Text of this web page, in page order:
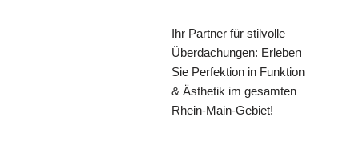
Ihr Partner für stilvolle
Überdachungen: Erleben
Sie Perfektion in Funktion
& Ästhetik im gesamten
Rhein-Main-Gebiet!